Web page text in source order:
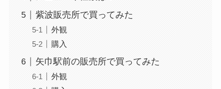
紫波販売所で買ってみた
外観
購入
矢巾駅前の販売所で買ってみた
外観